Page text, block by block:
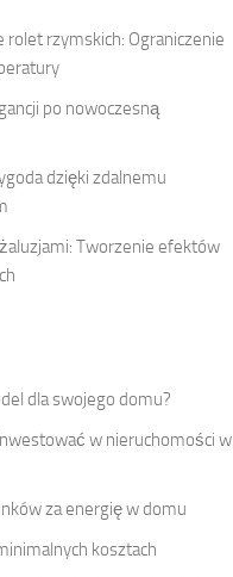
rzymskich: Ograniczenie
po nowoczesną
dzięki zdalnemu
Tworzenie efektów
dla swojego domu?
w nieruchomości w
za energię w domu
kosztach